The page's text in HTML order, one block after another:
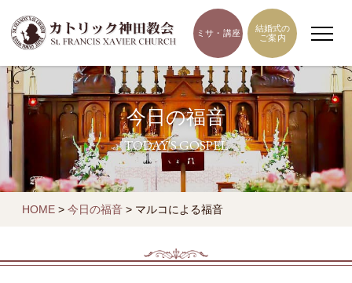
ミサ・講座
結婚式の
ご案内
今日の福音
TODAY'S GOSPEL
HOME > 今日の福音 > マルコによる福音